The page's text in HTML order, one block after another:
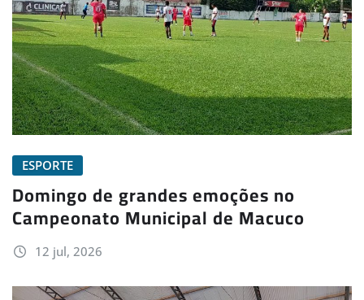
ESPORTE
Domingo de grandes emoções no
Campeonato Municipal de Macuco
12 jul, 2026